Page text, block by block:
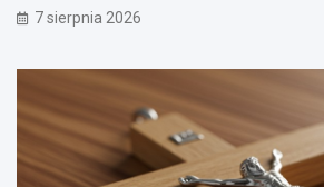
7 sierpnia 2026